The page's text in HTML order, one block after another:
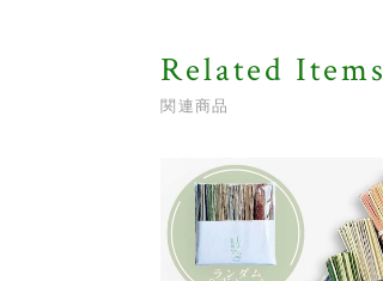
Related Items
関連商品